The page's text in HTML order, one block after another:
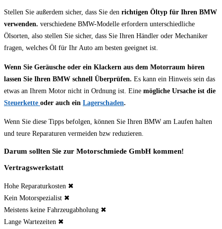
Stellen Sie außerdem sicher, dass Sie den richtigen Öltyp für Ihren BMW
verwenden. verschiedene BMW-Modelle erfordern unterschiedliche
Ölsorten, also stellen Sie sicher, dass Sie Ihren Händler oder Mechaniker
fragen, welches Öl für Ihr Auto am besten geeignet ist.
Wenn Sie Geräusche oder ein Klackern aus dem Motorraum hören
lassen Sie Ihren BMW schnell Überprüfen. Es kann ein Hinweis sein das
etwas an Ihrem Motor nicht in Ordnung ist. Eine mögliche Ursache ist die
Steuerkette oder auch ein Lagerschaden.
Wenn Sie diese Tipps befolgen, können Sie Ihren BMW am Laufen halten
und teure Reparaturen vermeiden bzw reduzieren.
Darum sollten Sie zur Motorschmiede GmbH kommen!
Vertragswerkstatt
Hohe Reparaturkosten ✖
Kein Motorspezialist ✖
Meistens keine Fahrzeugabholung ✖
Lange Wartezeiten ✖